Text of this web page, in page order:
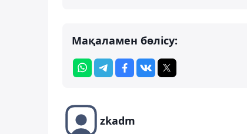
Мақаламен бөлісу:
zkadm